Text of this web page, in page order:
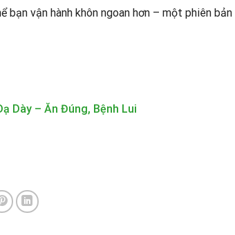
bạn vận hành khôn ngoan hơn – một phiên bản
Dày – Ăn Đúng, Bệnh Lui